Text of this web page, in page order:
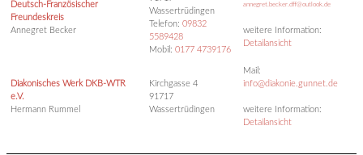
Deutsch-Französischer
Freundeskreis
Annegret Becker
Wassertrüdingen
Telefon:09832
5589428
Mobil:0177 4739176
annegret.becker.dff@outlook.de
weitere Information:
Detailansicht
Diakonisches Werk DKB-WTR
e.V.
Hermann Rummel
Kirchgasse 4
91717
Wassertrüdingen
Mail:
info@diakonie.gunnet.de
weitere Information:
Detailansicht